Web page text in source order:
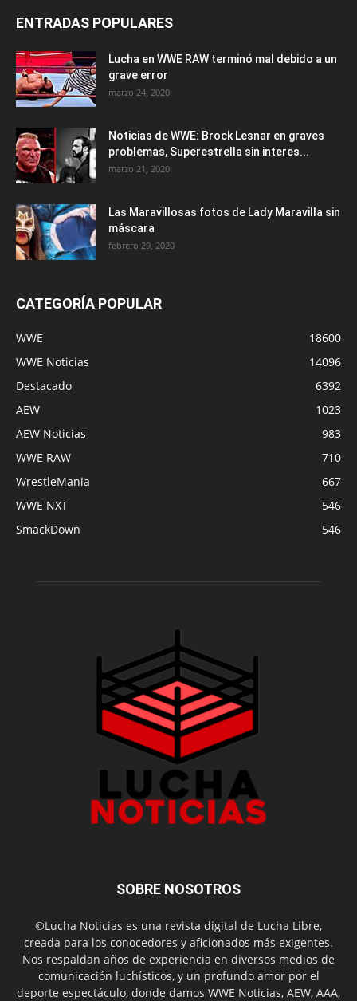
ENTRADAS POPULARES
Lucha en WWE RAW terminó mal debido a un
grave error
marzo 24, 2020
Noticias de WWE: Brock Lesnar en graves
problemas, Superestrella sin interes...
marzo 21, 2020
Las Maravillosas fotos de Lady Maravilla sin
máscara
febrero 29, 2020
CATEGORÍA POPULAR
WWE
18600
WWE Noticias
14096
Destacado
6392
AEW
1023
AEW Noticias
983
WWE RAW
710
WrestleMania
667
WWE NXT
546
SmackDown
546
SOBRE NOSOTROS
©Lucha Noticias es una revista digital de Lucha Libre,
creada para los conocedores y aficionados más exigentes.
Nos respaldan años de experiencia en diversos medios de
comunicación luchísticos, y un profundo amor por el
deporte espectáculo, donde damos WWE Noticias, AEW, AAA,